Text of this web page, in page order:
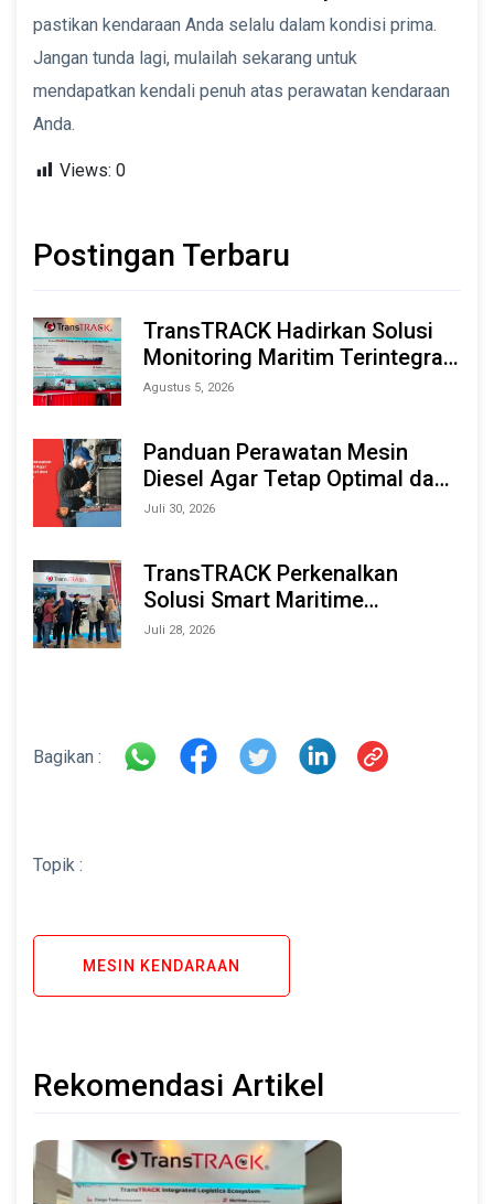
pastikan kendaraan Anda selalu dalam kondisi prima.
Jangan tunda lagi, mulailah sekarang untuk
mendapatkan kendali penuh atas perawatan kendaraan
Anda.
Views: 0
Postingan Terbaru
TransTRACK Hadirkan Solusi
Monitoring Maritim Terintegrasi
Berbasis AI & IoT di Indonesia
Agustus 5, 2026
Panduan Perawatan Mesin
Diesel Agar Tetap Optimal dan
Tahan Lama
Juli 30, 2026
TransTRACK Perkenalkan
Solusi Smart Maritime
Monitoring Berbasis AI dan IoT
Juli 28, 2026
Bagikan :
Topik :
MESIN KENDARAAN
Rekomendasi Artikel